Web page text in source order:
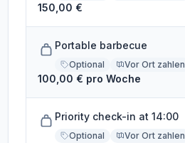
150,00 €
Portable barbecue
Optional Vor Ort zahlen
100,00 € pro Woche
Priority check-in at 14:00
Optional Vor Ort zahlen